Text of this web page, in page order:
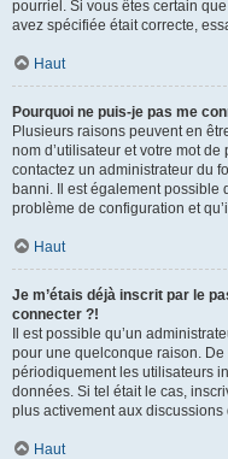
pourriel. Si vous êtes certain
avez spécifiée était correcte,
Haut
Pourquoi ne puis-je pas me
Plusieurs raisons peuvent en
nom d’utilisateur et votre mot
contactez un administrateur du
banni. Il est également possible
problème de configuration et
Haut
Je m’étais déjà inscrit par le
connecter ?!
Il est possible qu’un
pour une quelconque raison.
périodiquement les utilisateurs
données. Si tel était le cas,
plus activement aux discussions
Haut